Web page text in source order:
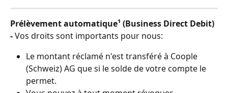
Prélèvement automatique¹ (Business Direct Debit)
- Vos droits sont importants pour nous:
Le montant réclamé n'est transféré à Coople
(Schweiz) AG que si le solde de votre compte le
permet.